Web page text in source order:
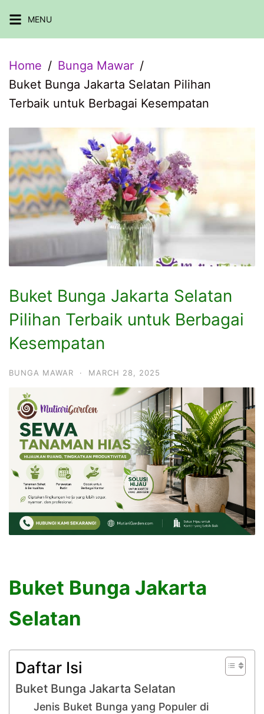
to
MENU
Home
Bunga Mawar
Buket Bunga Jakarta Selatan Pilihan
Terbaik untuk Berbagai Kesempatan
Buket Bunga Jakarta Selatan
Pilihan Terbaik untuk Berbagai
Kesempatan
BUNGA MAWAR · MARCH 28, 2025
Buket Bunga Jakarta
Selatan
Daftar Isi
Buket Bunga Jakarta Selatan
Jenis Buket Bunga yang Populer di